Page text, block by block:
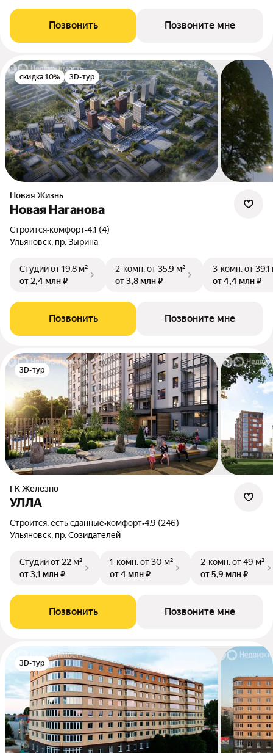
Позвонить Позвоните мне
скидка 10% 3D-тур
Новая Жизнь
Новая Наганова
Строится•комфорт•4.1 (4)
Ульяновск, пр. Зырина
Студииот 19,8 м²
от 2,4 млн ₽
2-комн.от 35,9 м²
от 3,8 млн ₽
3-комн.от 39,1
от 4,4 млн ₽
Позвонить Позвоните мне
3D-тур
ГК Железно
УЛЛА
Строится, есть сданные•комфорт•4.9 (246)
Ульяновск, пр. Созидателей
Студииот 22 м²
от 3,1 млн ₽
1-комн.от 30 м²
от 4 млн ₽
2-комн.от 49 м²
от 5,9 млн ₽
Позвонить Позвоните мне
3D-тур